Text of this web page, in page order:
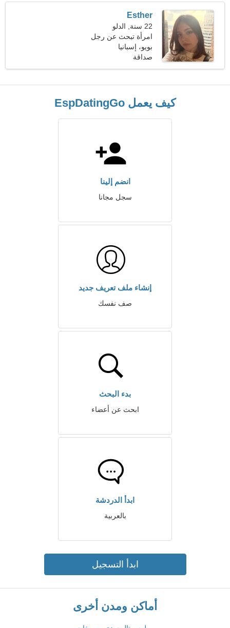
Esther
22 سنة, الدلو
امرأة تبحث عن رجل
بويو، إسبانيا
صداقة
كيف يعمل EspDatingGo
انضم إلينا
سجل مجانا
إنشاء ملف تعريف جديد
صف نفسك
بدء البحث
ابحث عن أعضاء
ابدأ الدردشة
بالعربية
ابدأ التسجيل
أماكن ومدن أخرى